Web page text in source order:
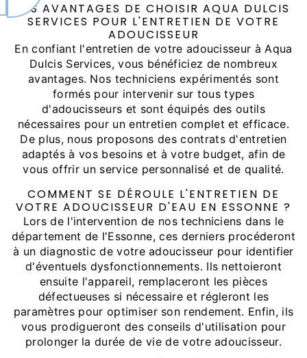
LES AVANTAGES DE CHOISIR AQUA DULCIS
SERVICES POUR L'ENTRETIEN DE VOTRE
ADOUCISSEUR
En confiant l'entretien de votre adoucisseur à Aqua
Dulcis Services, vous bénéficiez de nombreux
avantages. Nos techniciens expérimentés sont
formés pour intervenir sur tous types
d'adoucisseurs et sont équipés des outils
nécessaires pour un entretien complet et efficace.
De plus, nous proposons des contrats d'entretien
adaptés à vos besoins et à votre budget, afin de
vous offrir un service personnalisé et de qualité.
COMMENT SE DÉROULE L'ENTRETIEN DE
VOTRE ADOUCISSEUR D'EAU EN ESSONNE ?
Lors de l'intervention de nos techniciens dans le
département de l'Essonne, ces derniers procéderont
à un diagnostic de votre adoucisseur pour identifier
d'éventuels dysfonctionnements. Ils nettoieront
ensuite l'appareil, remplaceront les pièces
défectueuses si nécessaire et régleront les
paramètres pour optimiser son rendement. Enfin, ils
vous prodigueront des conseils d'utilisation pour
prolonger la durée de vie de votre adoucisseur.